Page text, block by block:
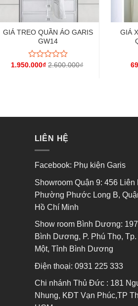
GIÁ TREO QUẦN ÁO GARIS
GW14
Được
1.950.000₫ 2.600.000₫
GIÁ
LIÊN HỆ
Facebook: Phụ kiện Garis
Showroom Quận 9: 456
Phường Phước Long B,
Hồ Chí Minh
Show room Bình Dương:
Bình Dương, P. Phú Thọ,
Một, Tỉnh Bình Dương
Điện thoại: 0931 225 333
Chi nhánh Thủ Đức : 181
Nhung, KĐT Vạn Phúc,TP